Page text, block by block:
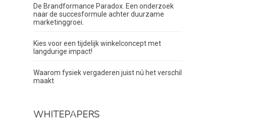
De Brandformance Paradox. Een onderzoek
naar de succesformule achter duurzame
marketinggroei.
Kies voor een tijdelijk winkelconcept met
langdurige impact!
Waarom fysiek vergaderen juist nú het verschil
maakt
WHITEPAPERS